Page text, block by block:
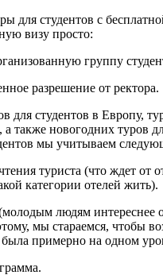
для студентов с
визу просто:
группу
разрешение от ректора.
для студентов в Европу,
а также новогодних туров
мы учитываем
туриста (что ждет от
категории отелей жить).
людям интереснее
мы стараемся, чтобы
примерно на одном